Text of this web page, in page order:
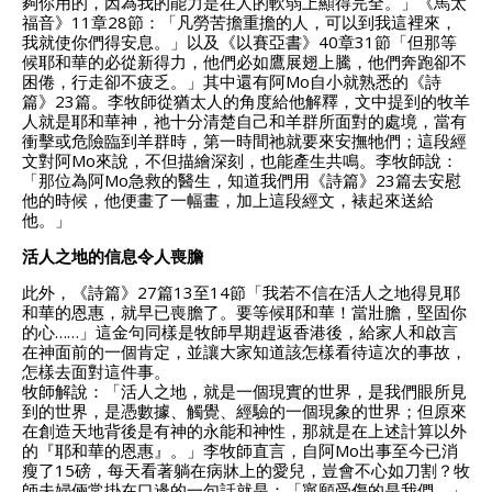
福音》11章28節：「凡勞苦擔重擔的人，可以到我這裡來，
我就使你們得安息。」以及《以賽亞書》40章31節「但那等
候耶和華的必從新得力，他們必如鷹展翅上騰，他們奔跑卻不
困倦，行走卻不疲乏。」 其中還有阿Mo自小就熟悉的《詩
篇》23篇。 李牧師從猶太人的角度給他解釋，文中提到的牧羊
人就是耶和華神，祂十分清楚自己和羊群所面對的處境，當有
衝擊或危險臨到羊群時，第一時間祂就要來安撫牠們；這段經
文對阿Mo來說，不但描繪深刻，也能產生共鳴。 李牧師說：
「那位為阿Mo急救的醫生，知道我們用《詩篇》23篇去安慰
他的時候，他便畫了一幅畫，加上這段經文，裱起來送給
他。」
活人之地的信息令人喪膽
此外，《詩篇》27篇13至14節「我若不信在活人之地得見耶
和華的恩惠，就早已喪膽了。要等候耶和華！當壯膽，堅固你
的心……」這金句同樣是牧師早期趕返香港後，給家人和啟言
在神面前的一個肯定，並讓大家知道該怎樣看待這次的事故，
怎樣去面對這件事。
牧師解說：「活人之地，就是一個現實的世界，是我們眼所見
到的世界，是憑數據、觸覺、經驗的一個現象的世界；但原來
在創造天地背後是有神的永能和神性，那就是在上述計算以外
的『耶和華的恩惠』。」李牧師直言，自阿Mo出事至今已消
瘦了15磅，每天看著躺在病牀上的愛兒，豈會不心如刀割？ 牧